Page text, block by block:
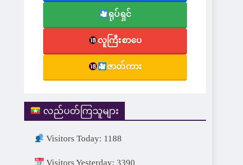
ရုပ်ရှင်
လူကြီးစာပေ
ဇာတ်ကား
လည်ပတ်ကြသူများ
Visitors Today: 1188
Visitors Yesterday: 3390